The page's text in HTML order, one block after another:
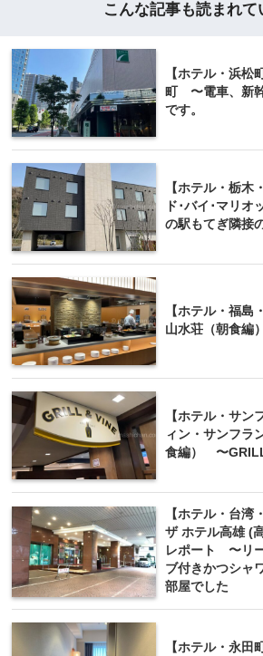
こんな記事も読まれて
【ホテル・浜松
町 〜電車、新
です。
【ホテル・栃木
ド･バイ･マリ
の駅もてぎ隣接
【ホテル・福島
山水荘（朝食編）
【ホテル・サン
ィン・サンフラ
食編） 〜
【ホテル・台湾
ザ ホテル高雄 (
レポート 〜リ
ブ付きかつシャ
部屋でした
【ホテル・永田